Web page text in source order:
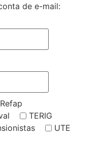
de e-mail:
Refap
TERIG
UTE